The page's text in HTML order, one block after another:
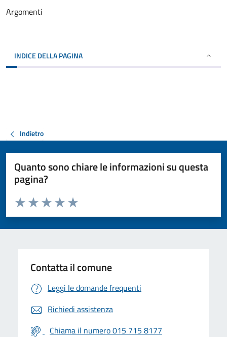
Argomenti
INDICE DELLA PAGINA
Indietro
Quanto sono chiare le informazioni su questa
pagina?
Valuta da 1 a 5 stelle la pagina
Valuta 5 stelle su 5
Valuta 4 stelle su 5
Valuta 3 stelle su 5
Valuta 2 stelle su 5
Valuta 1 stelle su 5
Contatta il comune
Leggi le domande frequenti
Richiedi assistenza
Chiama il numero 015 715 8177